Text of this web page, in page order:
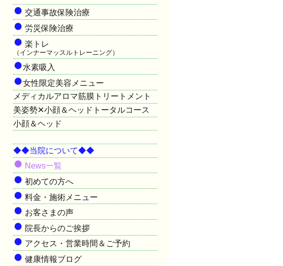
● 交通事故保険治療
● 労災保険治療
● 楽トレ
（インナーマッスルトレーニング）
●水素吸入
●女性限定美容メニュー
メディカルアロマ筋膜トリートメント
美姿勢✕小顔＆ヘッドトータルコース
小顔＆ヘッド
◆◆当院について◆◆
● News一覧
● 初めての方へ
● 料金・施術メニュー
● お客さまの声
● 院長からのご挨拶
● アクセス・営業時間＆ご予約
● 健康情報ブログ